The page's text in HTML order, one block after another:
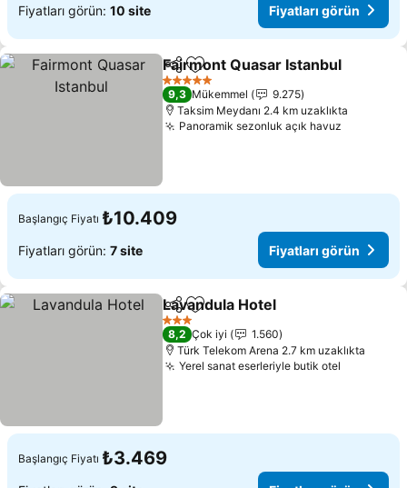
Fiyatları görün: 10 site Fiyatları görün
PaylaşFavorilerime ekle
Fairmont Quasar Istanbul
5 Yıldız
9,3 Mükemmel
9.275
Taksim Meydanı 2.4 km uzaklıkta
Panoramik sezonluk açık havuz
Başlangıç Fiyatı ₺10.409
Fiyatları görün: 7 site Fiyatları görün
PaylaşFavorilerime ekle
Lavandula Hotel
3 Yıldız
8,2 Çok iyi
1.560
Türk Telekom Arena 2.7 km uzaklıkta
Yerel sanat eserleriyle butik otel
Başlangıç Fiyatı ₺3.469